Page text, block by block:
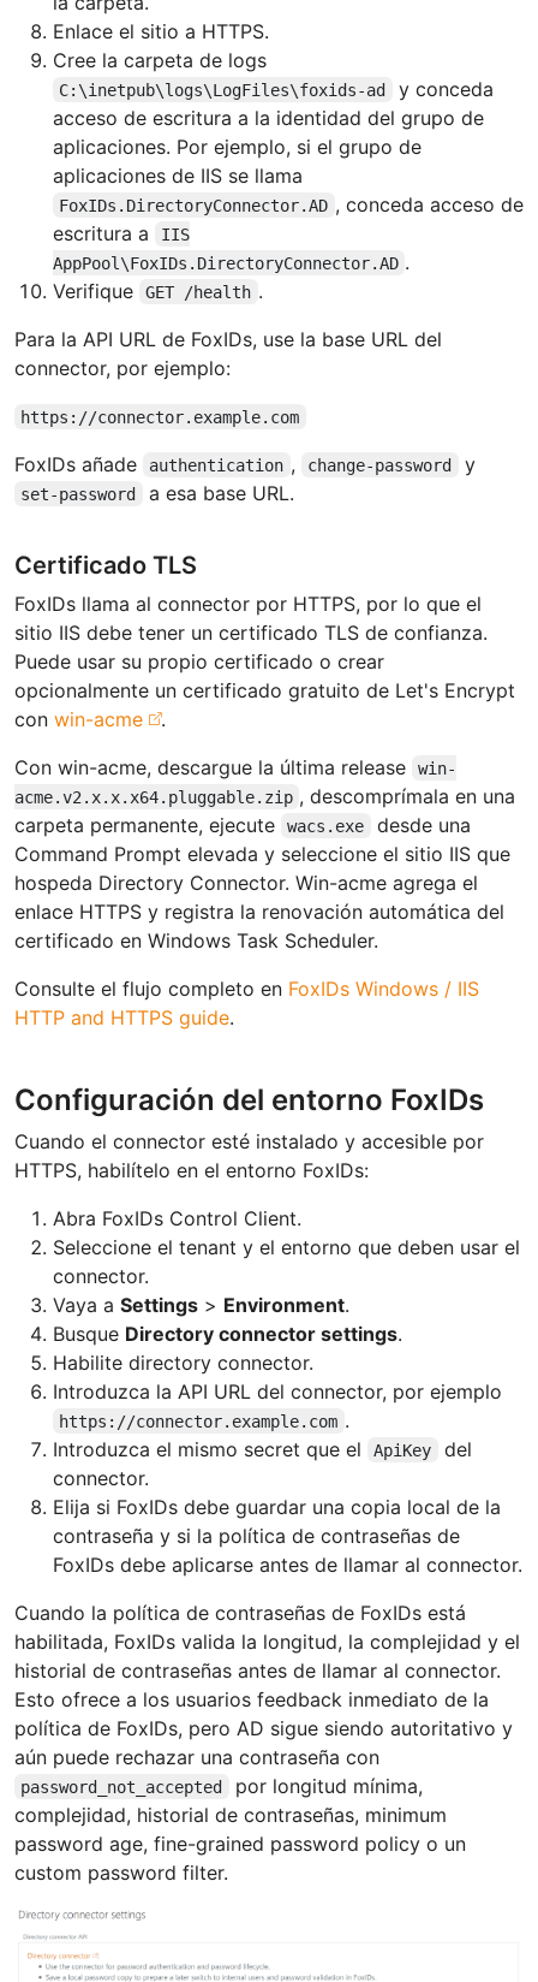
Enlace el sitio a HTTPS.
Cree la carpeta de logs
C:\inetpub\logs\LogFiles\foxids-ad
y conceda
acceso de escritura a la identidad del grupo de
aplicaciones. Por ejemplo, si el grupo de
aplicaciones de IIS se llama
FoxIDs.DirectoryConnector.AD , conceda acceso de
escritura a
IIS
AppPool\FoxIDs.DirectoryConnector.AD .
Verifique
GET /health .
Para la API URL de FoxIDs, use la base URL del
connector, por ejemplo:
https://connector.example.com
FoxIDs añade authentication , change-password y
set-password a esa base URL.
Certificado TLS
FoxIDs llama al connector por HTTPS, por lo que el
sitio IIS debe tener un certificado TLS de confianza.
Puede usar su propio certificado o crear
opcionalmente un certificado gratuito de Let's Encrypt
con win-acme
.
Con win-acme, descargue la última release
win-
acme.v2.x.x.x64.pluggable.zip , descomprímala en una
carpeta permanente, ejecute
wacs.exe
desde una
Command Prompt elevada y seleccione el sitio IIS que
hospeda Directory Connector. Win-acme agrega el
enlace HTTPS y registra la renovación automática del
certificado en Windows Task Scheduler.
Consulte el flujo completo en FoxIDs Windows / IIS
HTTP and HTTPS guide.
Configuración del entorno FoxIDs
Cuando el connector esté instalado y accesible por
HTTPS, habilítelo en el entorno FoxIDs:
Abra FoxIDs Control Client.
Seleccione el tenant y el entorno que deben usar el
connector.
Vaya a Settings > Environment.
Busque Directory connector settings.
Habilite directory connector.
Introduzca la API URL del connector, por ejemplo
https://connector.example.com .
Introduzca el mismo secret que el
ApiKey
del
connector.
Elija si FoxIDs debe guardar una copia local de la
contraseña y si la política de contraseñas de
FoxIDs debe aplicarse antes de llamar al connector.
Cuando la política de contraseñas de FoxIDs está
habilitada, FoxIDs valida la longitud, la complejidad y el
historial de contraseñas antes de llamar al connector.
Esto ofrece a los usuarios feedback inmediato de la
política de FoxIDs, pero AD sigue siendo autoritativo y
aún puede rechazar una contraseña con
password_not_accepted
por longitud mínima,
complejidad, historial de contraseñas, minimum
password age, fine-grained password policy o un
custom password filter.